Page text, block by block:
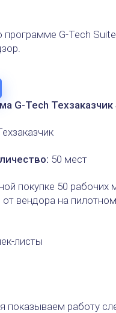
программе G-Tech
G-Tech Техзаказчик
50 мест
покупке 50 рабочих
вендора на
листы
показываем работу